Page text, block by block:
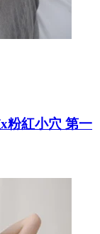
粉紅小穴 第一